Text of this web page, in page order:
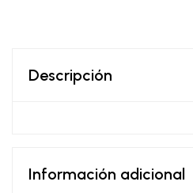
Descripción
Información adicional